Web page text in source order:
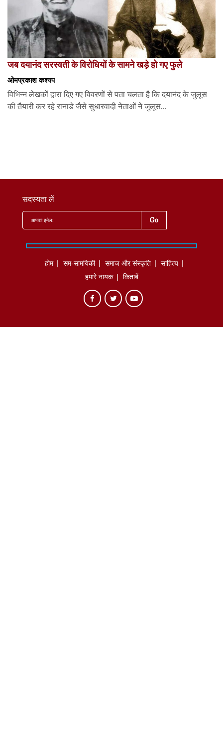
जब दयानंद सरस्वती के विरोधियों के सामने खड़े हो गए फुले
ओमप्रकाश कश्यप
विभिन्न लेखकों द्वारा दिए गए विवरणों से पता चलता है कि दयानंद के जुलूस
की तैयारी कर रहे रानाडे जैसे सुधारवादी नेताओं ने जुलूस...
सदस्यता लें
होम सम-सामयिकी समाज और संस्कृति
साहित्‍य
हमारे नायक
किताबें